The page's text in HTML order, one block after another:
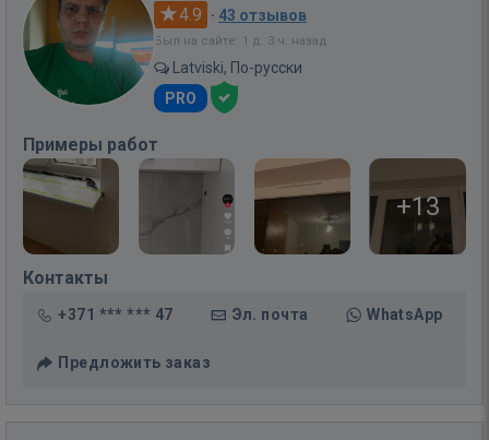
4.9 · 43 отзывов
Был на сайте: 1 д. 3 ч. назад
Latviski, По-русски
PRO
Примеры работ
+13
Контакты
+371 *** *** 47 Эл. почта WhatsApp
Предложить заказ